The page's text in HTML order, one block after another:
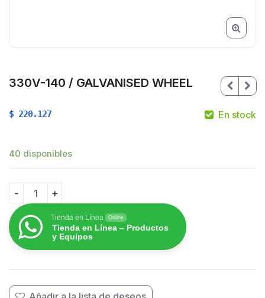
330V-140 / GALVANISED WHEEL
$ 220.127 En stock
40 disponibles
330V-140 / GALVANISED WHEEL quantity
Tienda en Línea Online
Tienda en Línea – Productos
y Equipos